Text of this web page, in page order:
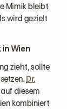
Mimik bleibt
wird gezielt
in Wien
zieht, sollte
Dr.
diesem
kombiniert